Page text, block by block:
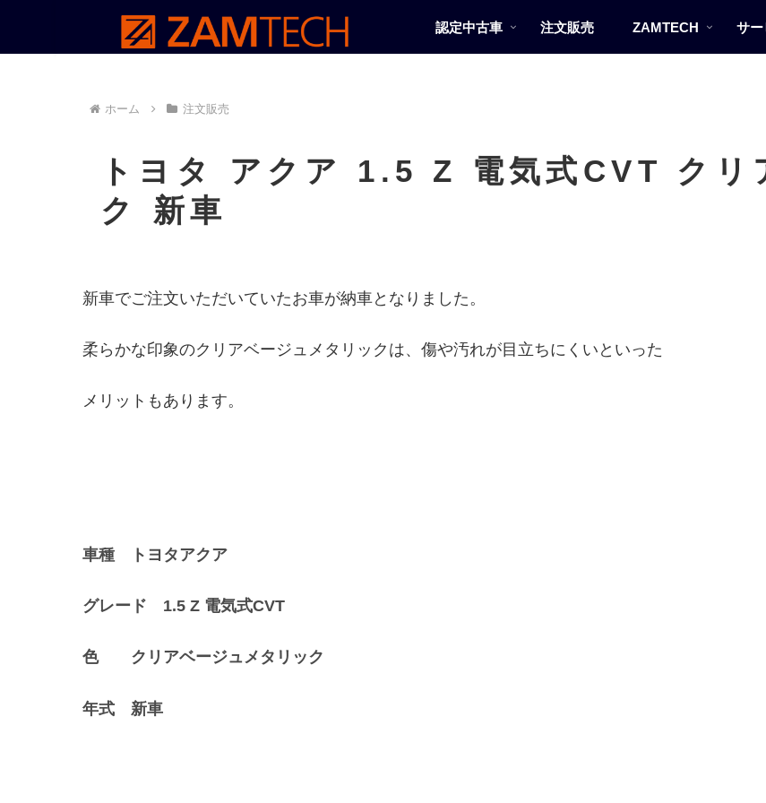
認定中古車 注文販売 ZAMTECH サー
ホーム 注文販売
トヨタ アクア 1.5 Z 電気式CVT クリ
ク 新車
新車でご注文いただいていたお車が納車となりました。
柔らかな印象のクリアベージュメタリックは、傷や汚れが目立ちにくいといった
メリットもあります。
車種 トヨタアクア
グレード 1.5 Z 電気式CVT
色 クリアベージュメタリック
年式 新車